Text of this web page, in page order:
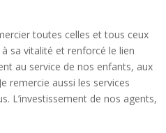
toutes celles et tous ceux
sa vitalité et renforcé le lien
au service de nos enfants, aux
remercie aussi les services
L’investissement de nos agents,